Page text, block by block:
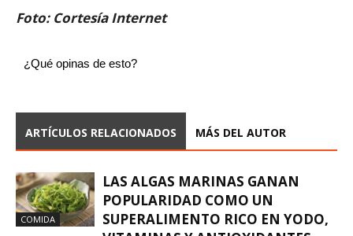
Foto: Cortesía Internet
¿Qué opinas de esto?
ARTÍCULOS RELACIONADOS MÁS DEL AUTOR
COMIDA
LAS ALGAS MARINAS GANAN
POPULARIDAD COMO UN
SUPERALIMENTO RICO EN YODO,